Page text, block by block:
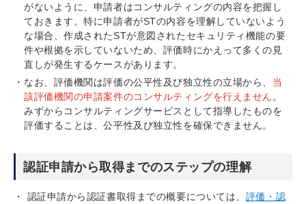
がないように、申請者はコンサルティングの内容を把握し
ておきます。特に申請者がSTの内容を理解していないよう
な場合、作成されたSTが意図されたセキュリティ機能の要
件や根拠を示していないため、評価時にかえって多くの見
直しが発生するケースがあります。
なお、評価機関は評価の公平性及び独立性の立場から、 当
該評価機関の申請案件のコンサルティングを行えません 。
みずからコンサルティングサービスとして指導したものを
評価することは、公平性及び独立性を確保できません。
認証申請から取得までのステップの理解
認証申請から認証書取得までの概要については、 評価・認